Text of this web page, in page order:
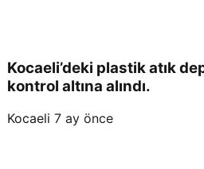
tutu
Kocaeli’deki plastik atık
kontrol altına alındı.
Kocaeli 7 ay önce